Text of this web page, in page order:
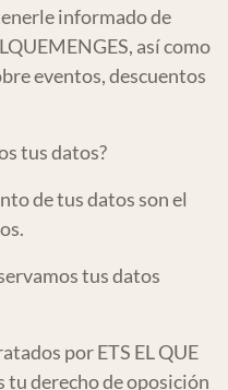
informado de
así como
eventos, descuentos
tus datos?
de tus datos son el
tus datos
por ETS EL QUE
tu derecho de oposición